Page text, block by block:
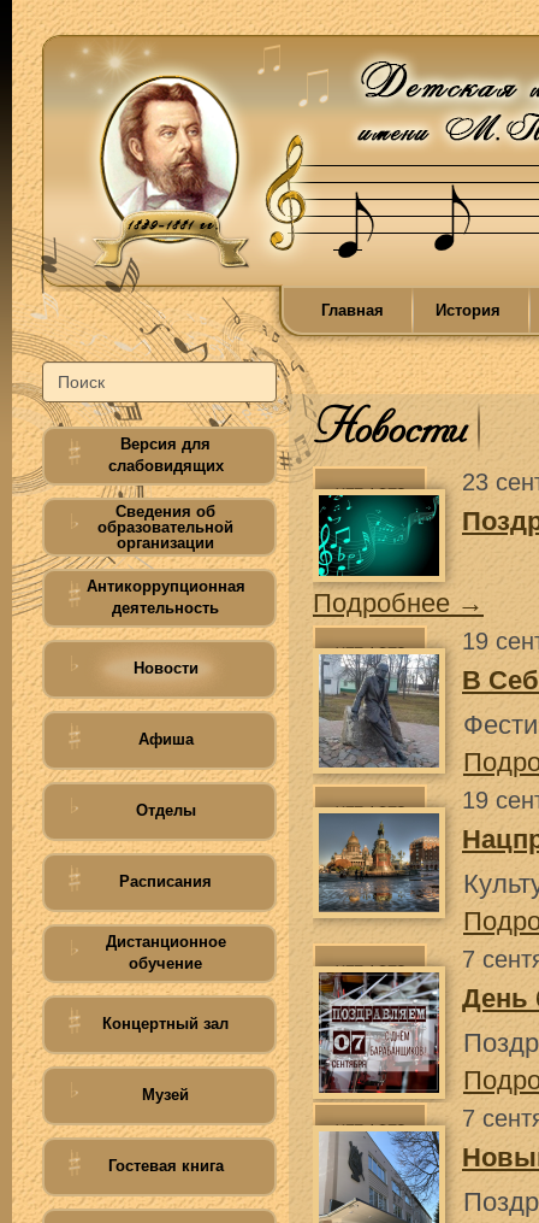
Главная История
Версия для
слабовидящих
Сведения об
образовательной
организации
Антикоррупционная
деятельность
Новости
Афиша
Отделы
Расписания
Дистанционное
обучение
Концертный зал
Музей
Гостевая книга
Новости
23
Подробнее →
19
В
19
7
День
7